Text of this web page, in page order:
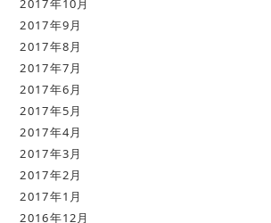
2017年9月
2017年8月
2017年7月
2017年6月
2017年5月
2017年4月
2017年3月
2017年2月
2017年1月
2016年12月